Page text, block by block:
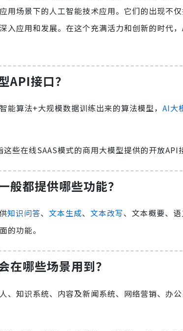
用场景下的人工智能技术应用。它们的出现不
入应用和发展。在这个充满活力和创新的时代
API接口？
能算法+大规模数据训练出来的算法模型， AI大
这些在线SAAS模式的商用大模型提供的开放
般都提供哪些功能？
知识问答、 文本生成、 文本改写、文本概要、
的功能。
在哪些场景用到？
、知识系统、内容及新闻系统、网络营销、办